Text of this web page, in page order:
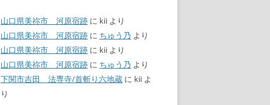
山口県美祢市 河原宿跡 に kii より
山口県美祢市 河原宿跡 に ちゅう乃 より
山口県美祢市 河原宿跡 に kii より
山口県美祢市 河原宿跡 に ちゅう乃 より
下関市吉田 法専寺/首斬り六地蔵 に kii よ
り